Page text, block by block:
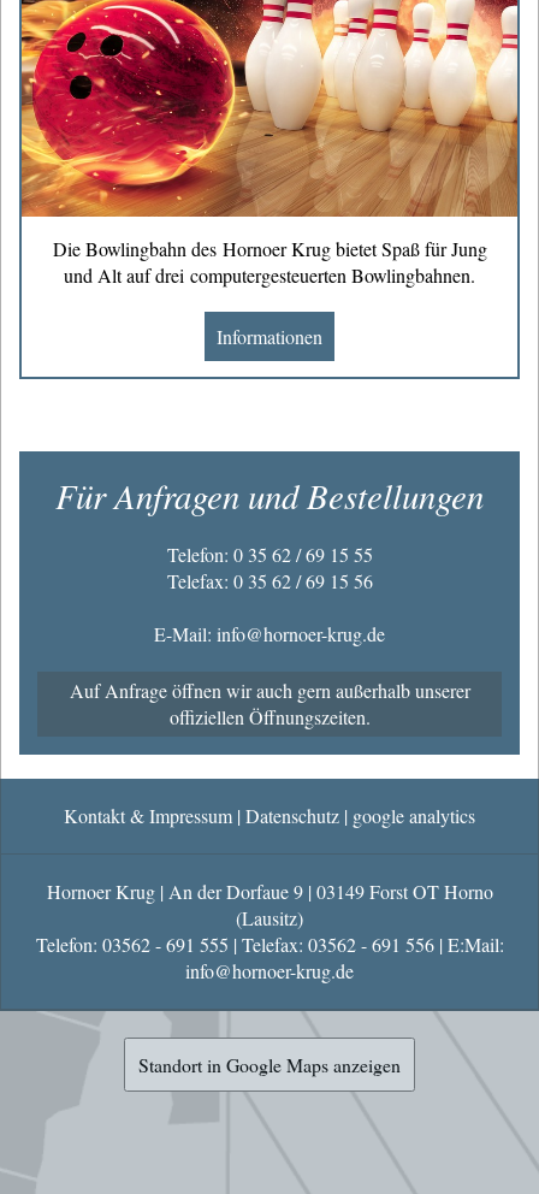
Die Bowlingbahn des Hornoer Krug bietet Spaß für Jung
und Alt auf drei computergesteuerten Bowlingbahnen.
Informationen
Für Anfragen und Bestellungen
Telefon: 0 35 62 / 69 15 55
Telefax: 0 35 62 / 69 15 56
E-Mail: info@hornoer-krug.de
Auf Anfrage öffnen wir auch gern außerhalb unserer
offiziellen Öffnungszeiten.
Kontakt & Impressum | Datenschutz | google analytics
Hornoer Krug | An der Dorfaue 9 | 03149 Forst OT Horno
(Lausitz)
Telefon: 03562 - 691 555 | Telefax: 03562 - 691 556 | E:Mail:
info@hornoer-krug.de
Standort in Google Maps anzeigen